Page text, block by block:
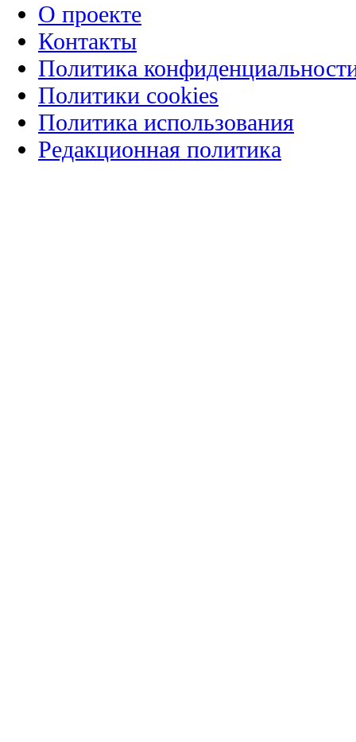
О проекте
Контакты
Политика
Политики cookies
Политика использования
Редакционная политика